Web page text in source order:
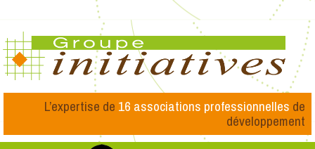
L’expertise de 16 associations professionnelles de
développement